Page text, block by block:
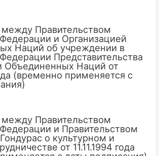
Правительством
и Организацией
Наций об учреждении в
Представительства
Объединенных Наций от
(временно применяется с
Правительством
и Правительством
о культурном и
от 11.11.1994 года